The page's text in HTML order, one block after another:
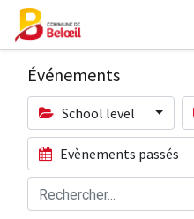
Événements
School level
Evènements passés